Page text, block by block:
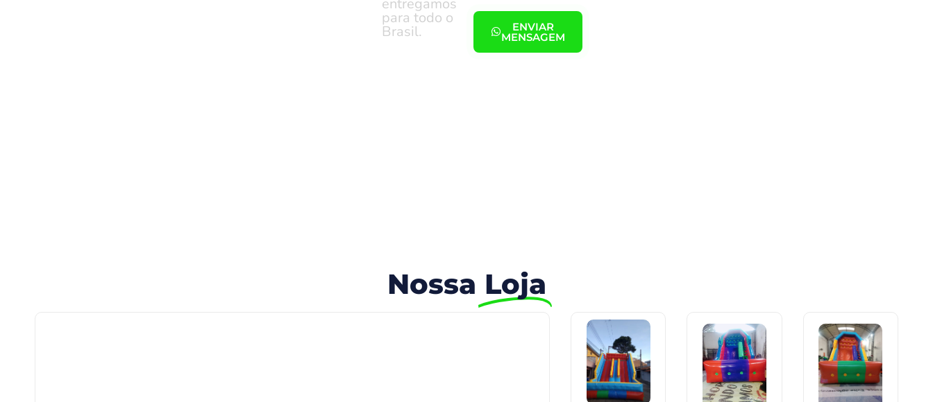
garantiapara todo o
Brasil. ENVIAR
MENSAGEM
Nossa Loja